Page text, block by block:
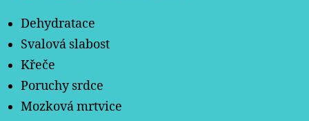
Dehydratace
Svalová slabost
Křeče
Poruchy srdce
Mozková mrtvice